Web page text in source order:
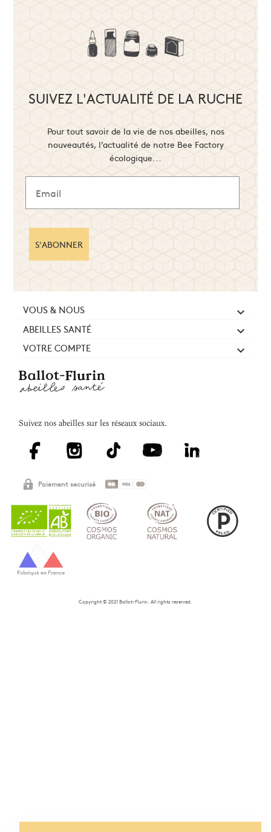
SUIVEZ L'ACTUALITÉ DE LA RUCHE
Pour tout savoir de la vie de nos abeilles, nos
nouveautés, l’actualité de notre Bee Factory
écologique...
S'ABONNER
VOUS & NOUS 
ABEILLES SANTÉ 
VOTRE COMPTE 
Suivez nos abeilles sur les réseaux sociaux.
Paiement securisé
Copyright © 2021 Ballot-Flurin. All rights reserved.